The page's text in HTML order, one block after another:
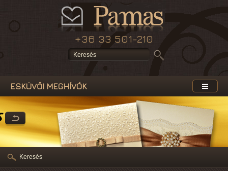
+36 33 501-210
ESKÜVŐI MEGHÍVÓK
Keresés